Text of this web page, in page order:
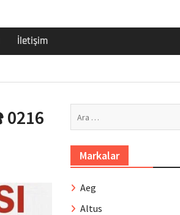
İletişim
Markalar
Aeg
Altus